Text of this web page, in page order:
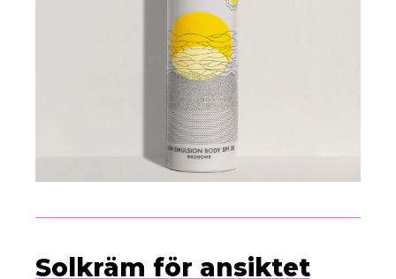
Solkräm för ansiktet